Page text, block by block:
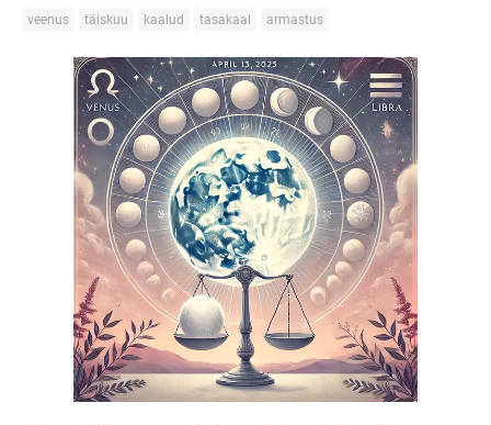
veenus täiskuu kaalud tasakaal armastus